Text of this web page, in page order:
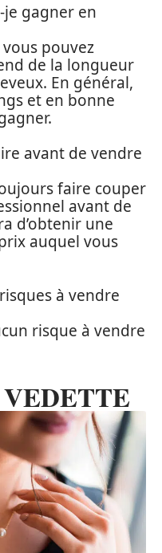
gagner en
pouvez
de la longueur
En général,
et en bonne
avant de vendre
faire couper
avant de
d’obtenir une
auquel vous
à vendre
risque à vendre